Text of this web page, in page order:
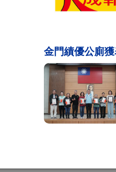
金門績優公廁